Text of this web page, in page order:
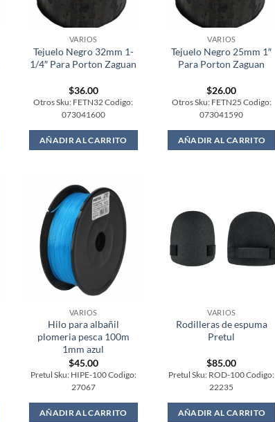
VARIOS
Tejuelo Negro 32mm 1-
1/4″ Para Porton Zaguan
$36.00
Otros Sku: FETN32 Codigo:
073041600
AÑADIR AL CARRITO
VARIOS
Tejuelo Negro 25mm 1″
Para Porton Zaguan
$26.00
Otros Sku: FETN25 Codigo:
073041590
AÑADIR AL CARRITO
VARIOS
Hilo para albañil
plomeria pesca 100m
1mm azul
$45.00
Pretul Sku: HIPE-100 Codigo:
27067
AÑADIR AL CARRITO
VARIOS
Rodilleras de espuma
Pretul
$85.00
Pretul Sku: ROD-100 Codigo:
22235
AÑADIR AL CARRITO